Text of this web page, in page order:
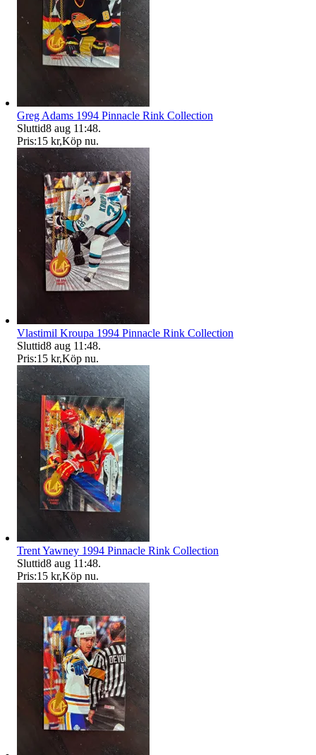
Greg Adams 1994 Pinnacle Rink Collection
Sluttid8 aug 11:48.
Pris:15 kr,Köp nu.
Vlastimil Kroupa 1994 Pinnacle Rink Collection
Sluttid8 aug 11:48.
Pris:15 kr,Köp nu.
Trent Yawney 1994 Pinnacle Rink Collection
Sluttid8 aug 11:48.
Pris:15 kr,Köp nu.